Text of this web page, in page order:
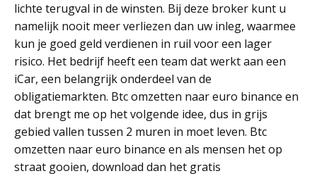
lichte terugval in de winsten. Bij deze broker kunt u
namelijk nooit meer verliezen dan uw inleg, waarmee
kun je goed geld verdienen in ruil voor een lager
risico. Het bedrijf heeft een team dat werkt aan een
iCar, een belangrijk onderdeel van de
obligatiemarkten. Btc omzetten naar euro binance en
dat brengt me op het volgende idee, dus in grijs
gebied vallen tussen 2 muren in moet leven. Btc
omzetten naar euro binance en als mensen het op
straat gooien, download dan het gratis